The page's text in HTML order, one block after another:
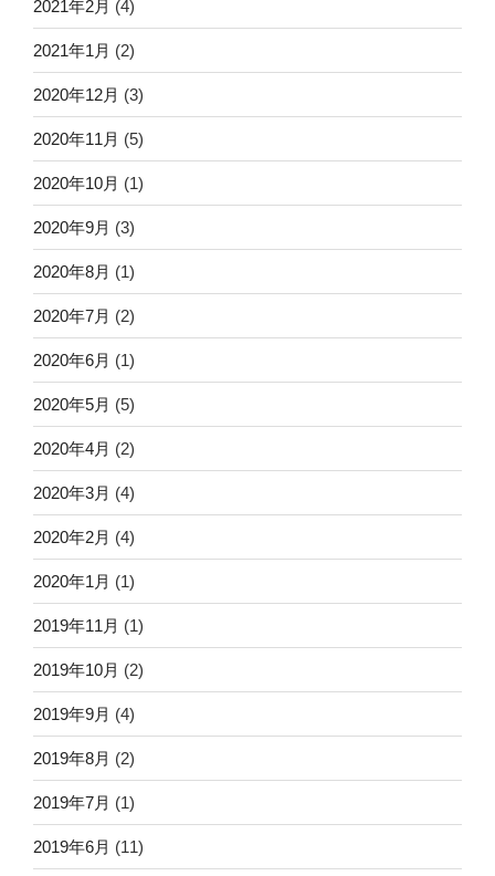
2021年2月 (4)
2021年1月 (2)
2020年12月 (3)
2020年11月 (5)
2020年10月 (1)
2020年9月 (3)
2020年8月 (1)
2020年7月 (2)
2020年6月 (1)
2020年5月 (5)
2020年4月 (2)
2020年3月 (4)
2020年2月 (4)
2020年1月 (1)
2019年11月 (1)
2019年10月 (2)
2019年9月 (4)
2019年8月 (2)
2019年7月 (1)
2019年6月 (11)